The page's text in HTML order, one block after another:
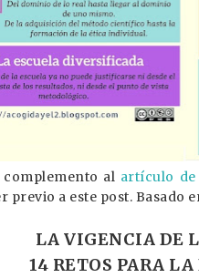
al artículo de
previo a este post. Basado
LA VIGENCIA DE
14 RETOS PARA